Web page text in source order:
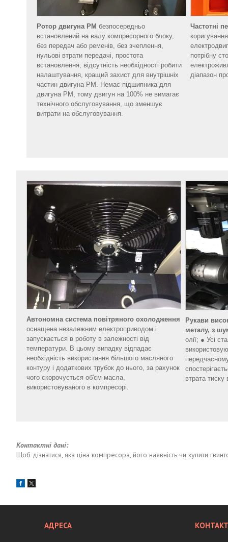
Ротор двигуна PM безпосередньо
встановлений на валу компресорного блоку,
без передач або ременів, без зчеплення,
нульові втрати передачі, простота
встановлення, відсутність необхідності робити
налаштування, кращий захист для внутрішніх
частин двигуна PM. Немає підшипника для
двигуна PM, тому двигун на 100% не вимагає
технічного обслуговування, що зменшує
витрати на обслуговування.
Частотні
потрібну
діапазон
Автономна система повітряного охолодження
оснащена незалежним електроприводом і
запускається в роботу в залежності від
температури. В цьому випадку відпадає
необхідність використання більшого масляного
контуру і додаткових трубок до нього, за рахунок
чого скорочується об'єм масла,
використовуваного в компресорі.
Рукави
металу, з
олії; ● Усі
втрата тиску
Контактні дані:
Щоб дізнатися, яка ціна компресора, його наявність чи купити